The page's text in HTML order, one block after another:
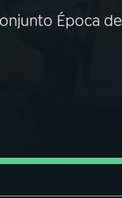
Época